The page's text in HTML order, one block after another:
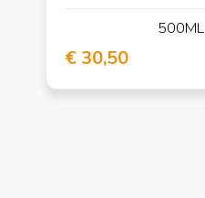
500ML
€ 30,50